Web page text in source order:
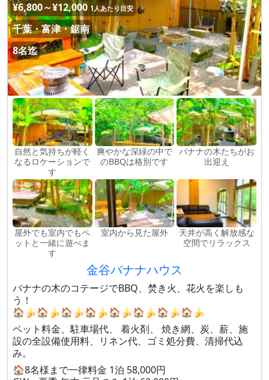
¥6,800～¥12,000 1人あたり目安
千葉・富津・鋸南
8名迄
自然と気持ちが軽く
なるロケーションで
す
爽やかな深緑の中で
のBBQは格別です
バナナの木たちがお
出迎え
屋外でも室内でもペ
ットと一緒に遊べま
す
室内から見た屋外
天井が高く解放感な
空間でリラックス
金谷バナナハウス
バナナの木のコテージでBBQ、焚き火、花火を楽しも
う！
🏠🍌🏠🍌🏠🍌🏠🍌🏠🍌🏠🍌🏠🍌🏠🍌
ペット料金、駐車場代、 着火剤、 焼き網、炭、薪、施
設の全設備使用料、リネン代、ゴミ処分費、清掃代込
み。
🏠8名様まで一律料金 1泊 58,000円